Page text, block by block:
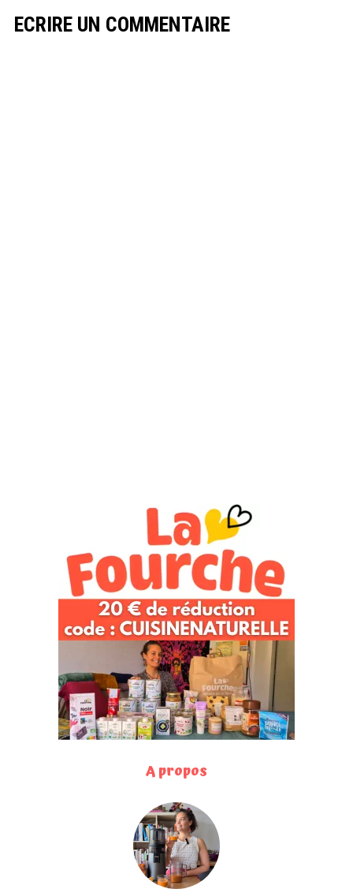
ECRIRE UN COMMENTAIRE
A propos